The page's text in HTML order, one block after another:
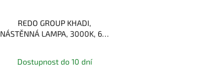
REDO GROUP KHADI,
NÁSTĚNNÁ LAMPA, 3000K, 6W
Dostupnost do 10 dní